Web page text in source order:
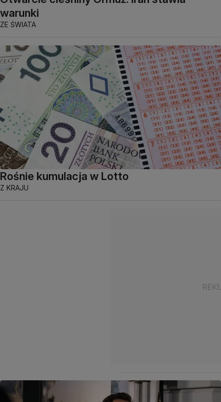
warunki
ZE ŚWIATA
Rośnie kumulacja w Lotto
Z KRAJU